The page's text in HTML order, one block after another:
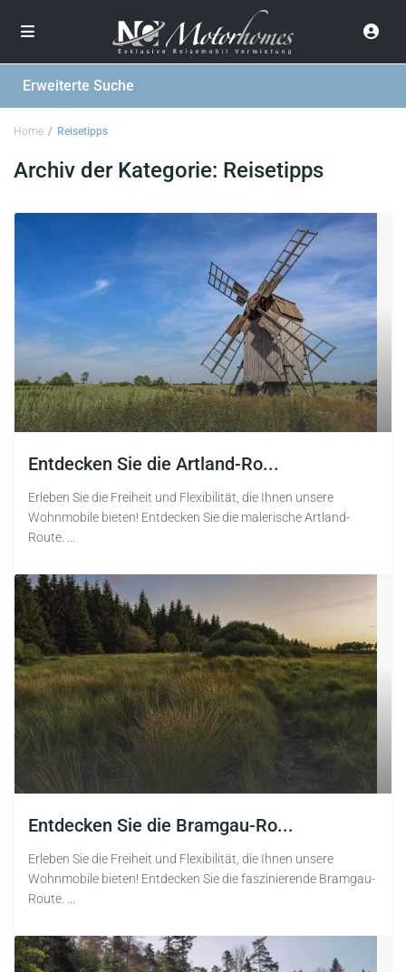
Erweiterte Suche
Home Reisetipps
Archiv der Kategorie: Reisetipps
Entdecken Sie die Artland-Ro...
Erleben Sie die Freiheit und Flexibilität, die Ihnen unsere
Wohnmobile bieten! Entdecken Sie die malerische Artland-
Route. ...
Entdecken Sie die Bramgau-Ro...
Erleben Sie die Freiheit und Flexibilität, die Ihnen unsere
Wohnmobile bieten! Entdecken Sie die faszinierende Bramgau-
Route. ...